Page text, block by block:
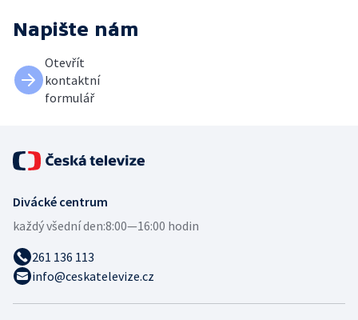
Napište nám
Otevřít
kontaktní
formulář
Divácké centrum
každý všední den:8:00—16:00 hodin
261 136 113
info@ceskatelevize.cz